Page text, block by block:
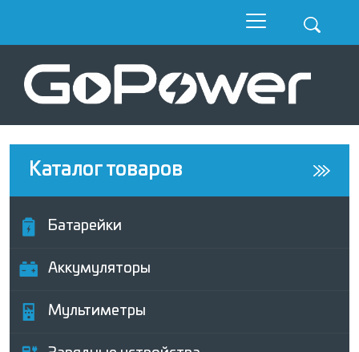
Каталог товаров
Батарейки
Аккумуляторы
Мультиметры